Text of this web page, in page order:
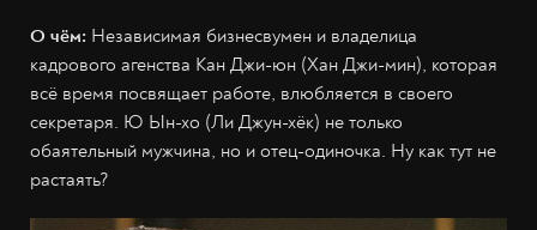
О чём: Независимая бизнесвумен и владелица
кадрового агенства Кан Джи-юн (Хан Джи-мин), которая
всё время посвящает работе, влюбляется в своего
секретаря. Ю Ын-хо (Ли Джун-хёк) не только
обаятельный мужчина, но и отец-одиночка. Ну как тут не
растаять?